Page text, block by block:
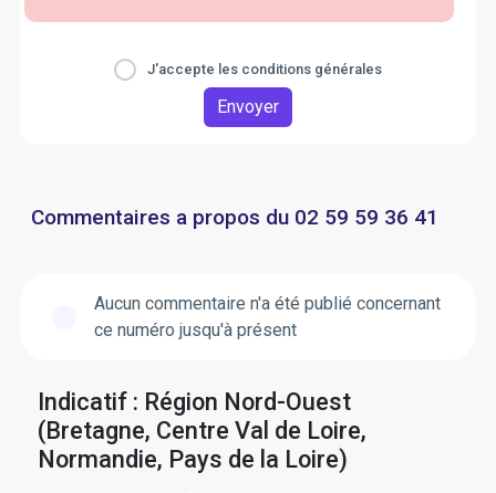
J'accepte les conditions générales
Envoyer
Commentaires a propos du 02 59 59 36 41
Aucun commentaire n'a été publié concernant
ce numéro jusqu'à présent
Indicatif : Région Nord-Ouest
(Bretagne, Centre Val de Loire,
Normandie, Pays de la Loire)